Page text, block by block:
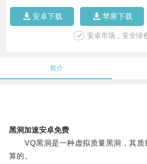
安卓下载 苹果下载
安卓市场，安全绿
简介
黑洞加速安卓免费
VQ黑洞是一种虚拟质量黑洞，其质
算的。